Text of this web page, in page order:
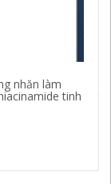
nhăn làm
tinh